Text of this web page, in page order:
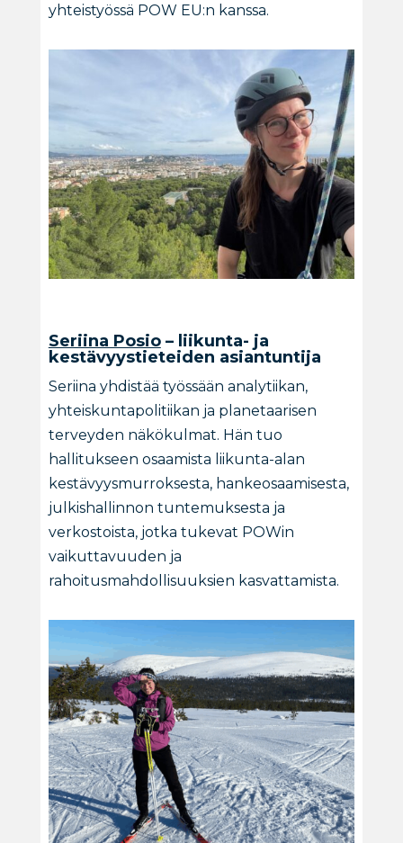
yhteistyössä POW EU:n kanssa.
Seriina Posio– liikunta- ja
kestävyystieteiden asiantuntija
Seriina yhdistää työssään analytiikan,
yhteiskuntapolitiikan ja planetaarisen
terveyden näkökulmat. Hän tuo
hallitukseen osaamista liikunta-alan
kestävyysmurroksesta, hankeosaamisesta,
julkishallinnon tuntemuksesta ja
verkostoista, jotka tukevat POWin
vaikuttavuuden ja
rahoitusmahdollisuuksien kasvattamista.